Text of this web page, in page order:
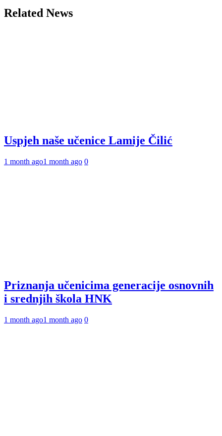
Related News
Uspjeh naše učenice Lamije Čilić
1 month ago1 month ago 0
Priznanja učenicima generacije osnovnih
i srednjih škola HNK
1 month ago1 month ago 0